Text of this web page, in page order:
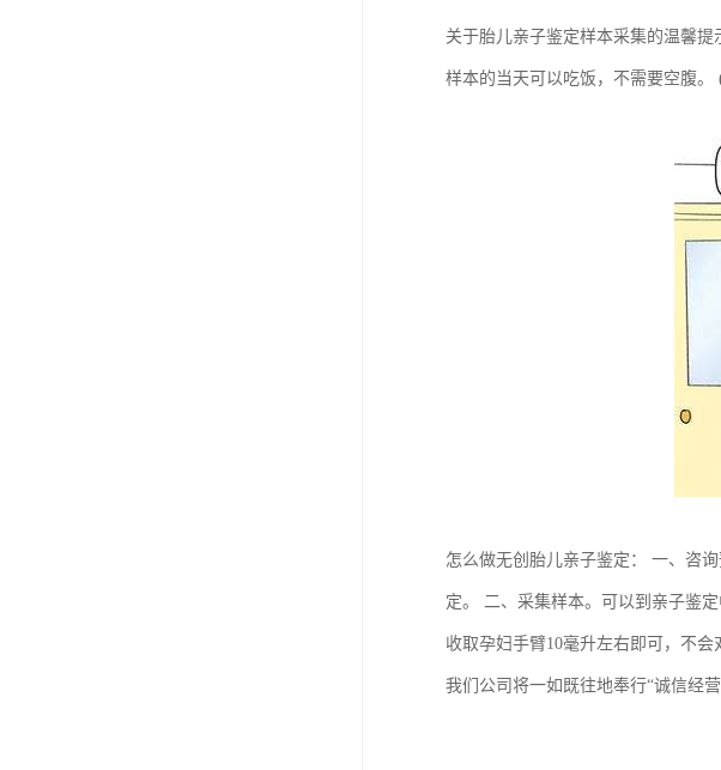
关于胎儿亲子鉴定样本采集的温馨
样本的当天可以吃饭，不需要空腹。
怎么做无创胎儿亲子鉴定： 一、咨
定。 二、采集样本。可以到亲子鉴
收取孕妇手臂10毫升左右即可，不
我们公司将一如既往地奉行“诚信经